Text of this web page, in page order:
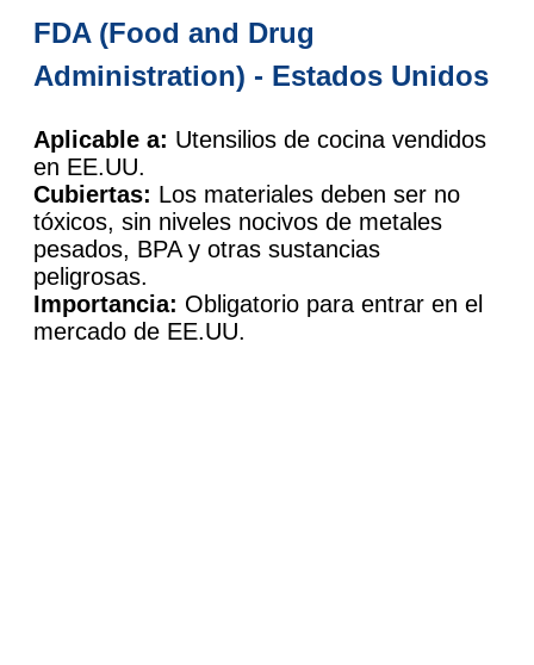
FDA (Food and Drug
Administration) - Estados Unidos
Aplicable a: Utensilios de cocina vendidos
en EE.UU.
Cubiertas: Los materiales deben ser no
tóxicos, sin niveles nocivos de metales
pesados, BPA y otras sustancias
peligrosas.
Importancia: Obligatorio para entrar en el
mercado de EE.UU.